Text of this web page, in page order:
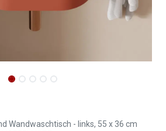
Wandwaschtisch - links, 55 x 36 cm